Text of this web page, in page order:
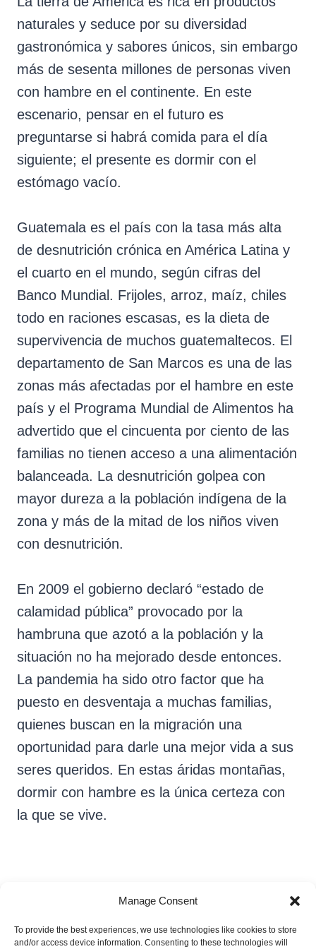
Manage Consent
To provide the best experiences, we use technologies like cookies to store
and/or access device information. Consenting to these technologies will
naturales y seduce por su diversidad
gastronómica y sabores únicos, sin embargo
más de sesenta millones de personas viven
con hambre en el continente. En este
escenario, pensar en el futuro es
preguntarse si habrá comida para el día
siguiente; el presente es dormir con el
estómago vacío.
Guatemala es el país con la tasa más alta
de desnutrición crónica en América Latina y
el cuarto en el mundo, según cifras del
Banco Mundial. Frijoles, arroz, maíz, chiles
todo en raciones escasas, es la dieta de
supervivencia de muchos guatemaltecos. El
departamento de San Marcos es una de las
zonas más afectadas por el hambre en este
país y el Programa Mundial de Alimentos ha
advertido que el cincuenta por ciento de las
familias no tienen acceso a una alimentación
balanceada. La desnutrición golpea con
mayor dureza a la población indígena de la
zona y más de la mitad de los niños viven
con desnutrición.
En 2009 el gobierno declaró “estado de
calamidad pública” provocado por la
hambruna que azotó a la población y la
situación no ha mejorado desde entonces.
La pandemia ha sido otro factor que ha
puesto en desventaja a muchas familias,
quienes buscan en la migración una
oportunidad para darle una mejor vida a sus
seres queridos. En estas áridas montañas,
dormir con hambre es la única certeza con
la que se vive.
Nayeli Cruz Bonilla